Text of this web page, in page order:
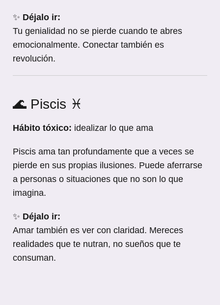
✨ Déjalo ir:
Tu genialidad no se pierde cuando te abres
emocionalmente. Conectar también es
revolución.
🌊 Piscis ♓
Hábito tóxico: idealizar lo que ama
Piscis ama tan profundamente que a veces se
pierde en sus propias ilusiones. Puede aferrarse
a personas o situaciones que no son lo que
imagina.
✨ Déjalo ir:
Amar también es ver con claridad. Mereces
realidades que te nutran, no sueños que te
consuman.